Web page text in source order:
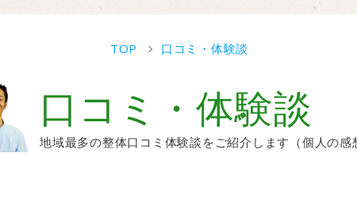
TOP 口コミ・体験談
口コミ・体験談
地域最多の整体口コミ体験談をご紹介します（個人の感